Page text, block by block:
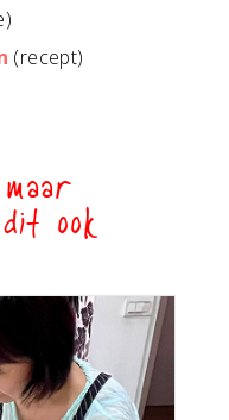
(recept)
ook